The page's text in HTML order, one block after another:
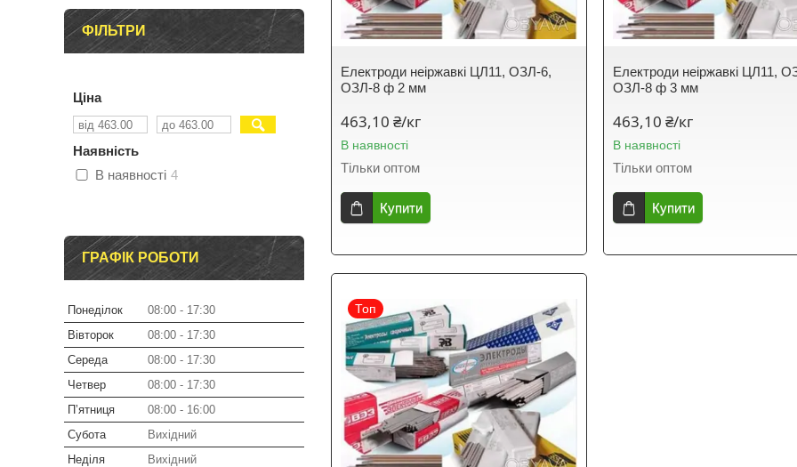
Електроди неіржавкі ЦЛ11, ОЗЛ-6,
ОЗЛ-8 ф 2 мм
463,10 ₴/кг
В наявності
Тільки оптом
Купити
Електроди неіржавкі ЦЛ11,
ОЗЛ-8 ф 3 мм
463,10 ₴/кг
В наявності
Тільки оптом
Купити
Топ
ФІЛЬТРИ
Ціна
Наявність
В наявності 4
ГРАФІК РОБОТИ
Понеділок 08:00
17:30
Вівторок
08:00
17:30
Середа
08:00
17:30
Четвер
08:00
17:30
Пʼятниця
08:00
16:00
Субота
Вихідний
Неділя
Вихідний